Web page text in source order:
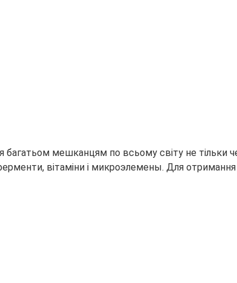
багатьом мешканцям по всьому світу не тільки
вітаміни і микроэлемены. Для отримання